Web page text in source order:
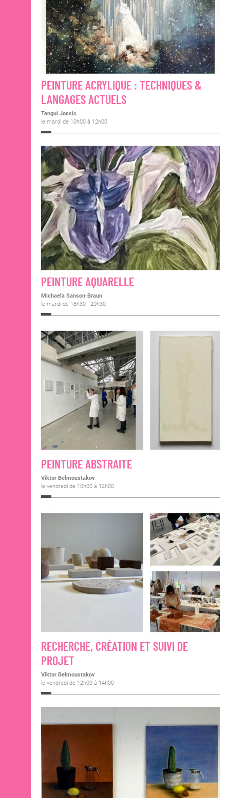
PEINTURE ACRYLIQUE : TECHNIQUES &
LANGAGES ACTUELS
Tangui Jossic
le mardi de 10h00 à 12h00
PEINTURE AQUARELLE
Michaela Sanson-Braun
le mardi de 18h30 - 20h30
PEINTURE ABSTRAITE
Viktor Belmoustakov
le vendredi de 10h00 à 12h00
RECHERCHE, CRÉATION ET SUIVI DE
PROJET
Viktor Belmoustakov
le vendredi de 12h00 à 14h00